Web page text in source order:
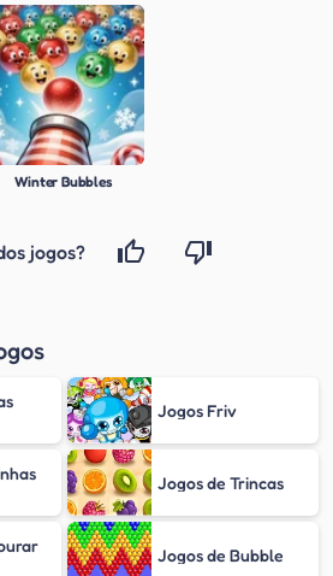
Winter Bubbles
jogos?
Jogos Friv
Jogos de Trincas
Jogos de Bubble